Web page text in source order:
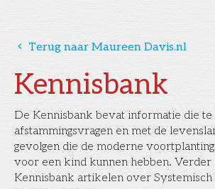
Kennisbank
De Kennisbank bevat informatie die
afstammingsvragen en met de
gevolgen die de moderne
voor een kind kunnen hebben. Verder
Kennisbank artikelen over
󰅁 Terug naar Maureen Davis.nl